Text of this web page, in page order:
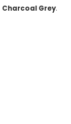
Charcoal Grey.